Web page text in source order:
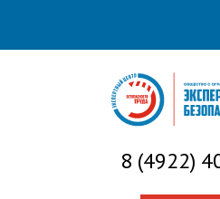
8 (4922)